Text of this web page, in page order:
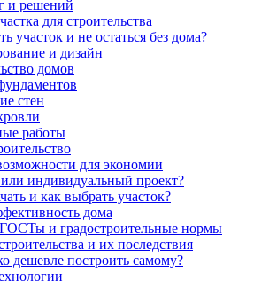
и решений
для строительства
участок и не остаться без дома?
и дизайн
домов
стен
работы
для экономии
индивидуальный проект?
и как выбрать участок?
дома
и градостроительные нормы
и их последствия
дешевле построить самому?